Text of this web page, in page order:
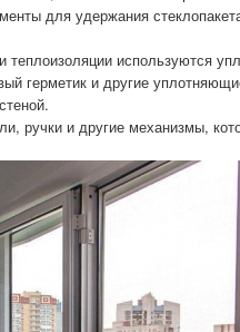
для удержания
теплоизоляции используются
герметик и другие
ручки и другие механизмы,